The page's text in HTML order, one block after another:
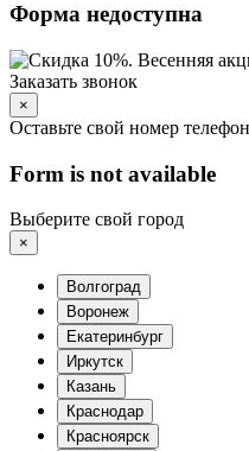
Форма недоступна
Заказать звонок
×
Оставьте свой номер
Form is not available
Выберите свой город
×
Волгоград
Воронеж
Екатеринбург
Иркутск
Казань
Краснодар
Красноярск